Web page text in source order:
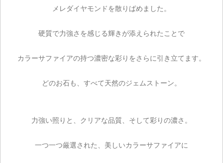
メレダイヤモンドを散りばめました。
硬質で力強さを感じる輝きが添えられたことで
カラーサファイアの持つ濃密な彩りをさらに引き立てます。
どのお石も、すべて天然のジェムストーン。
力強い照りと、クリアな品質、そして彩りの濃さ。
一つ一つ厳選された、美しいカラーサファイアに